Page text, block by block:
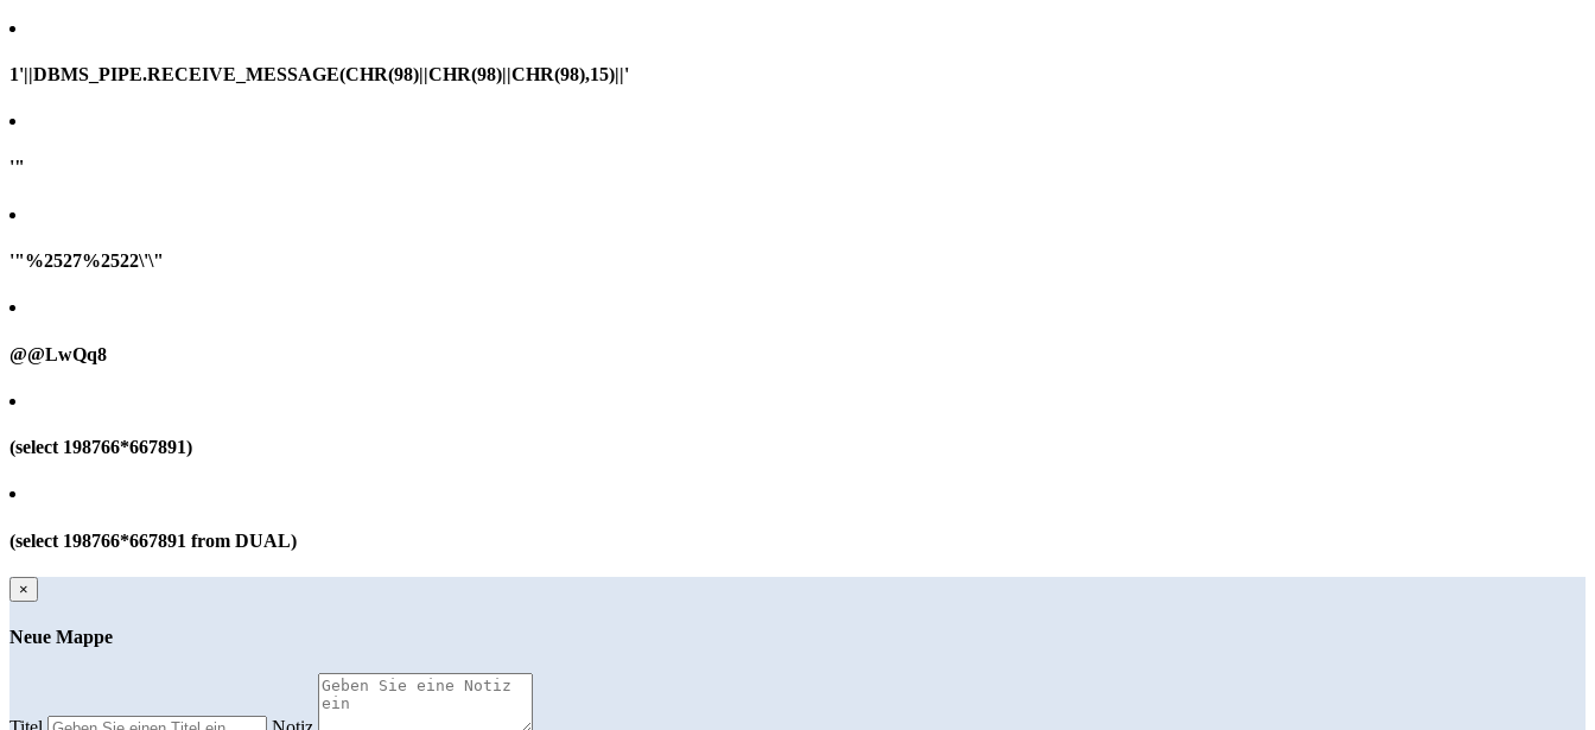
1'||DBMS_PIPE.RECEIVE_MESSAGE(CHR(98)||CHR(98)||CHR(98),15)||'
'"
'"%2527%2522\'\"
@@LwQq8
(select 198766*667891)
(select 198766*667891 from DUAL)
×
Neue Mappe